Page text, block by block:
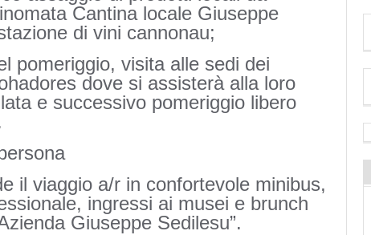
Cantina locale Giuseppe
di vini cannonau;
pomeriggio, visita alle sedi dei
dove si assisterà alla loro
e successivo pomeriggio libero
il viaggio a/r in confortevole minibus,
ingressi ai musei e brunch
Giuseppe Sedilesu”.